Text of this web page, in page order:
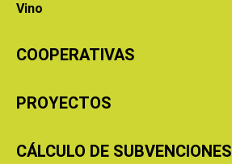
Vino
COOPERATIVAS
PROYECTOS
CÁLCULO DE SUBVENCIONES